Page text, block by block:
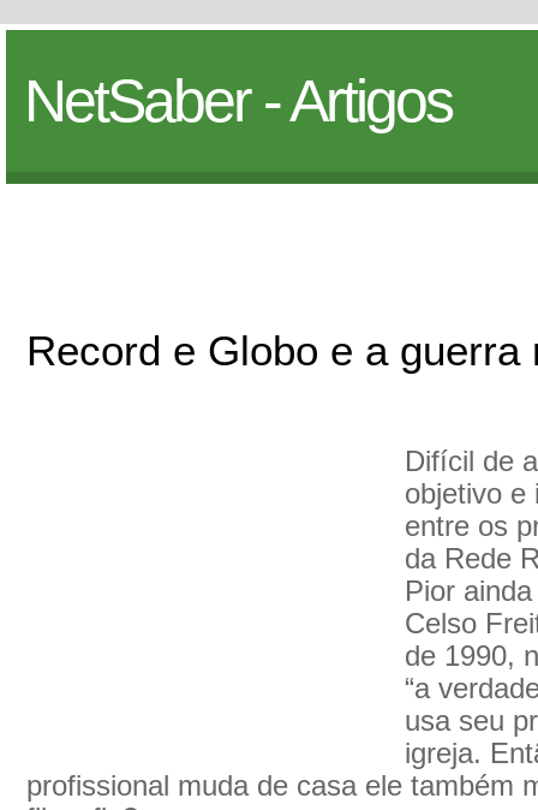
NetSaber - Artigos
Record e Globo e a guerra
Difícil de
objetivo e
entre os
da Rede
Pior
Celso
de 1990,
“a
usa seu
igreja.
profissional muda de casa ele também